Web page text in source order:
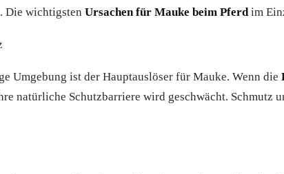
Die wichtigsten Ursachen für Mauke beim Pferdim
Umgebung ist der Hauptauslöser für Mauke. Wenn die
natürliche Schutzbarriere wird geschwächt. Schmutz